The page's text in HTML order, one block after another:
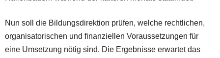
Nun soll die Bildungsdirektion prüfen, welche rechtlichen,
organisatorischen und finanziellen Voraussetzungen für
eine Umsetzung nötig sind. Die Ergebnisse erwartet das